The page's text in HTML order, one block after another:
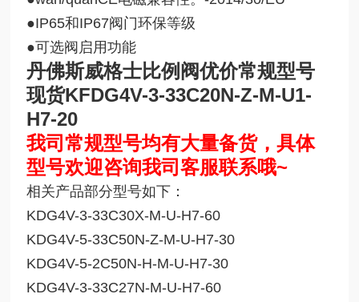
●IP65和IP67阀门环保等级
●可选阀启用功能
丹佛斯威格士比例阀优价常规型号
现货KFDG4V-3-33C20N-Z-M-U1-
H7-20
我司常规型号均有大量备货，具体
型号欢迎咨询我司客服联系哦~
相关产品部分型号如下：
KDG4V-3-33C30X-M-U-H7-60
KDG4V-5-33C50N-Z-M-U-H7-30
KDG4V-5-2C50N-H-M-U-H7-30
KDG4V-3-33C27N-M-U-H7-60